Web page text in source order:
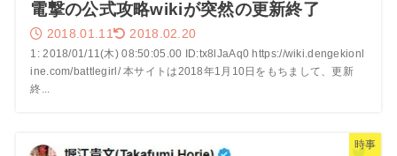
電撃の公式攻略wikiが突然の更新終了
2018.01.11 2018.02.20
1: 2018/01/11(木) 08:50:05.00 ID:tx8lJaAq0 https://wiki.dengekionl
ine.com/battlegirl/ 本サイトは2018年1月10日をもちまして、更新
終...
時事